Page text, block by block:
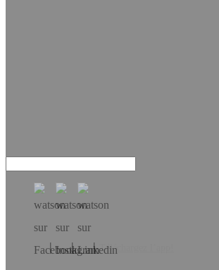
Téléchargez l’app!